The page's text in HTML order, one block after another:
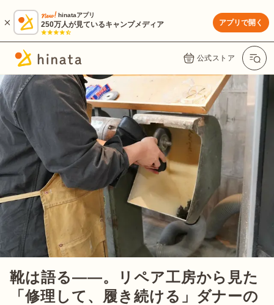
hinataアプリ
250万人が見ているキャンプメディア アプリで開く
公式ストア
靴は語る——。リペア工房から見た
「修理して、履き続ける」ダナーの